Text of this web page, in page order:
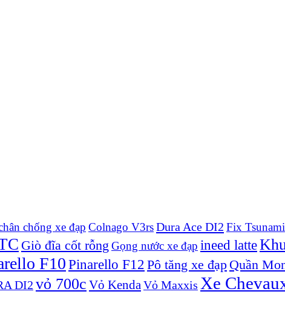
chống xe đạp Colnago V3rsDura Ace DI2 Fix Tsunami
Giò đĩa cốt rỗng Gọng nước xe đạp ineed latte
F10Pinarello F12 Pô tăng xe đạp Quần
DI2 vỏ 700c Vỏ KendaVỏ Maxxis Xe